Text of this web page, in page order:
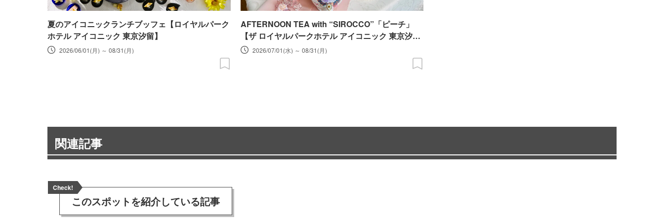
夏のアイコニックランチブッフェ【ロイヤルパーク
ホテル アイコニック 東京汐留】
2026/06/01(月) ～ 08/31(月)
AFTERNOON TEA with “SIROCCO”「ピーチ」
【ザ ロイヤルパークホテル アイコニック 東京汐
留】2026/07/01(水) ～ 08/31(月)
関連記事
Check!
このスポットを紹介している記事